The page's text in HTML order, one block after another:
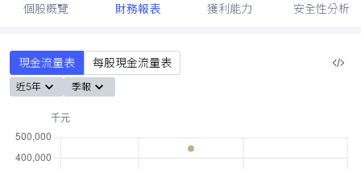
個股概覽 財務報表 獲利能力 安全性分析
現金流量表 每股現金流量表
近5年 季報